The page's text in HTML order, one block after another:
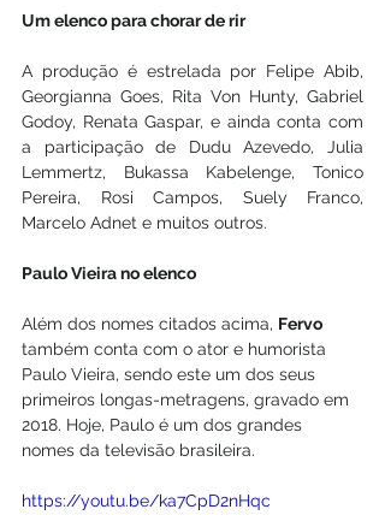
Um elenco para chorar de rir
A produção é estrelada por Felipe Abib,
Georgianna Goes, Rita Von Hunty, Gabriel
Godoy, Renata Gaspar, e ainda conta com
a participação de Dudu Azevedo, Julia
Lemmertz, Bukassa Kabelenge, Tonico
Pereira, Rosi Campos, Suely Franco,
Marcelo Adnet e muitos outros.
Paulo Vieira no elenco
Além dos nomes citados acima, Fervo
também conta com o ator e humorista
Paulo Vieira, sendo este um dos seus
primeiros longas-metragens, gravado em
2018. Hoje, Paulo é um dos grandes
nomes da televisão brasileira.
https://youtu.be/ka7CpD2nHqc